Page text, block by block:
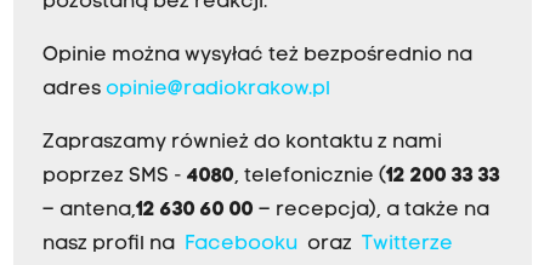
Opinie można wysyłać też bezpośrednio na
adres opinie@radiokrakow.pl
Zapraszamy również do kontaktu z nami
poprzez SMS - 4080, telefonicznie (12 200 33 33
– antena,12 630 60 00 – recepcja), a także na
nasz profil na Facebookuoraz Twitterze